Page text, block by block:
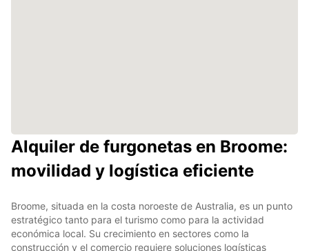
Alquiler de furgonetas en Broome:
movilidad y logística eficiente
Broome, situada en la costa noroeste de Australia, es un punto
estratégico tanto para el turismo como para la actividad
económica local. Su crecimiento en sectores como la
construcción y el comercio requiere soluciones logísticas